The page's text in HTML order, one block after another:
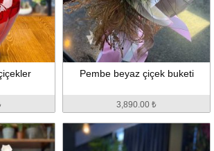
Pembe beyaz çiçek buketi
3,890.00 ₺